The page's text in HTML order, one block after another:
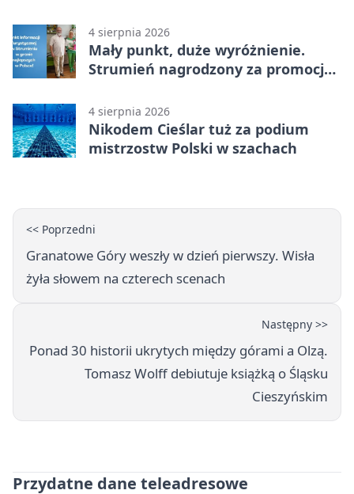
4 sierpnia 2026
Mały punkt, duże wyróżnienie.
Strumień nagrodzony za promocję
4 sierpnia 2026
Nikodem Cieślar tuż za podium
mistrzostw Polski w szachach
<< Poprzedni
Granatowe Góry weszły w dzień pierwszy. Wisła
żyła słowem na czterech scenach
Następny >>
Ponad 30 historii ukrytych między górami a Olzą.
Tomasz Wolff debiutuje książką o Śląsku
Cieszyńskim
Przydatne dane teleadresowe